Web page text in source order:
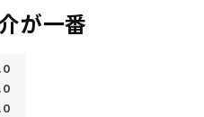
が一番